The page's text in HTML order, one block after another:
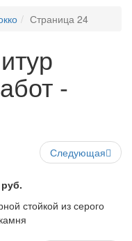
Страница 24
-
Следующая